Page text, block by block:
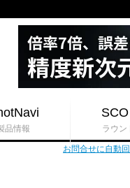
品情報 ラウン
お問合せに自動